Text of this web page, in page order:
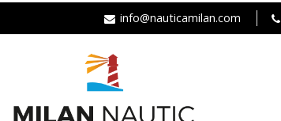
info@nauticamilan.com